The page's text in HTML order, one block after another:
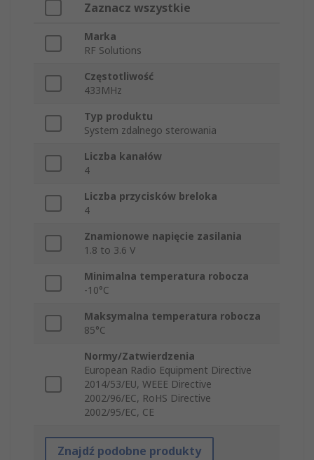
Zaznacz wszystkie
Marka
RF Solutions
Częstotliwość
433MHz
Typ produktu
System zdalnego sterowania
Liczba kanałów
4
Liczba przycisków breloka
4
Znamionowe napięcie zasilania
1.8 to 3.6 V
Minimalna temperatura robocza
-10°C
Maksymalna temperatura robocza
85°C
Normy/Zatwierdzenia
European Radio Equipment Directive
2014/53/EU, WEEE Directive
2002/96/EC, RoHS Directive
2002/95/EC, CE
Znajdź podobne produkty